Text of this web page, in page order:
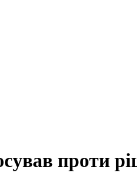
проти